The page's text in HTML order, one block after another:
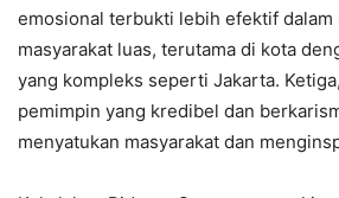
emosional terbukti lebih efektif dalam
masyarakat luas, terutama di kota
yang kompleks seperti Jakarta.
pemimpin yang kredibel dan
menyatukan masyarakat dan